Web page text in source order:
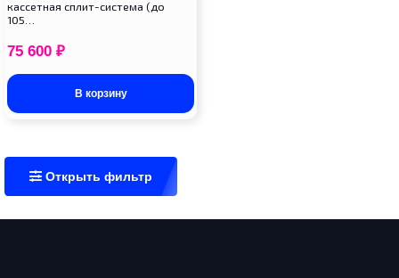
кассетная сплит-система (до
105…
75 600 ₽
В корзину
Открыть фильтр